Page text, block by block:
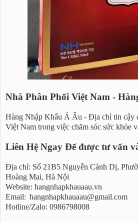
Nhà Phân Phối Việt Nam -
Hàng Nhập Khẩu Á Âu - Địa chỉ tin cậy
Việt Nam trong việc chăm sóc sức khỏe
Liên Hệ Ngay Để được tư vấn
Địa chỉ: Số 21B5 Nguyễn Cảnh Dị,
Hoàng Mai, Hà Nội
Website: hangnhapkhauaau.vn
Email: hangnhapkhauaau@gmail.com
Hotline/Zalo: 0986798008